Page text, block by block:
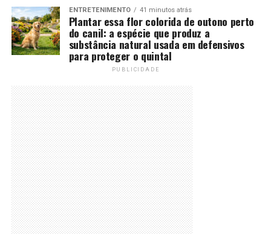
ENTRETENIMENTO 41 minutos atrás
Plantar essa flor colorida de outono perto
do canil: a espécie que produz a
substância natural usada em defensivos
para proteger o quintal
PUBLICIDADE